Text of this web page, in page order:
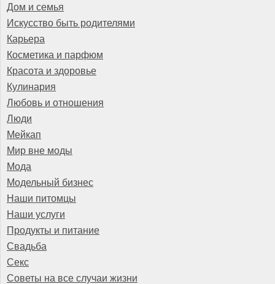
Дом и семья
Искусство быть родителями
Карьера
Косметика и парфюм
Красота и здоровье
Кулинария
Любовь и отношения
Люди
Мейкап
Мир вне моды
Мода
Модельный бизнес
Наши питомцы
Наши услуги
Продукты и питание
Свадьба
Секс
Советы на все случаи жизни